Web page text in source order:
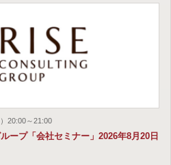
20:00～21:00
ープ「会社セミナー」2026年8月20日